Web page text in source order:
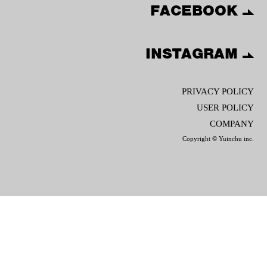
FACEBOOK
INSTAGRAM
PRIVACY POLICY
USER POLICY
COMPANY
Copyright © Yuinchu inc.